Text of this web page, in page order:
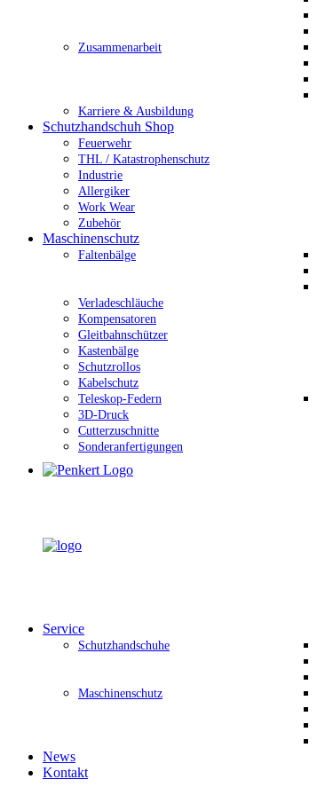
Zusammenarbeit
Karriere & Ausbildung
Schutzhandschuh Shop
Feuerwehr
THL / Katastrophenschutz
Industrie
Allergiker
Work Wear
Zubehör
Maschinenschutz
Faltenbälge
Verladeschläuche
Kompensatoren
Gleitbahnschützer
Kastenbälge
Schutzrollos
Kabelschutz
Teleskop-Federn
3D-Druck
Cutterzuschnitte
Sonderanfertigungen
Service
Schutzhandschuhe
Maschinenschutz
News
Kontakt